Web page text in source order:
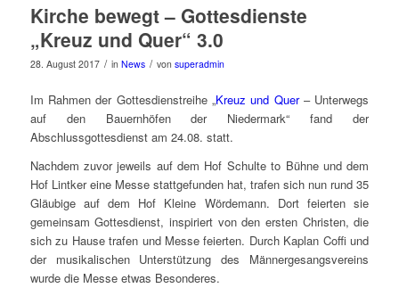
Kirche bewegt – Gottesdienste
„Kreuz und Quer“ 3.0
28. August 2017 / in News / von superadmin
Im Rahmen der Gottesdienstreihe „Kreuz und Quer– Unterwegs
auf den Bauernhöfen der Niedermark“ fand der
Abschlussgottesdienst am 24.08. statt.
Nachdem zuvor jeweils auf dem Hof Schulte to Bühne und dem
Hof Lintker eine Messe stattgefunden hat, trafen sich nun rund 35
Gläubige auf dem Hof Kleine Wördemann. Dort feierten sie
gemeinsam Gottesdienst, inspiriert von den ersten Christen, die
sich zu Hause trafen und Messe feierten. Durch Kaplan Coffi und
der musikalischen Unterstützung des Männergesangsvereins
wurde die Messe etwas Besonderes.